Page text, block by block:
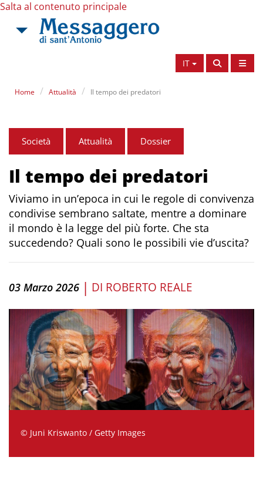
Salta al contenuto principale
IT
Home Attualità Il tempo dei predatori
Società Attualità Dossier
Il tempo dei predatori
Viviamo in un’epoca in cui le regole di convivenza
condivise sembrano saltate, mentre a dominare
il mondo è la legge del più forte. Che sta
succedendo? Quali sono le possibili vie d’uscita?
03 Marzo 2026 | DI ROBERTO REALE
© Juni Kriswanto / Getty Images